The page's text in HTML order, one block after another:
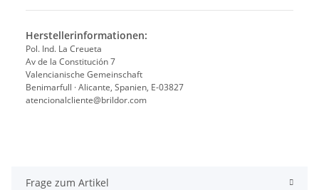
Herstellerinformationen:
Pol. Ind. La Creueta
Av de la Constitución 7
Valencianische Gemeinschaft
Benimarfull · Alicante, Spanien, E-03827
atencionalcliente@brildor.com
Frage zum Artikel